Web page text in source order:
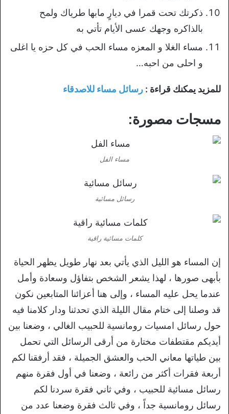
ذكرتك تحت قمرا في ديارٍ مابها طرياك ولمح
بالذاكره وجهك عسى الأيام تأتي به
مساء الغلا و المعزه مساء الحب في كل حزه يا اغلى
و احلى من احبه…
للمزيد يمكنك قراءة : رسائل مساء للاصدقاء
مسجات مصورة:
مساء الفل
رسائل مسائية
كلمات مسائية راقية
إن المساء هو الليل الذي يأتي بعد نهار طويل يظهر الحياة
بأبهى صورها ، لهذا يشعر الشخص بتفاؤل وسعادة وأمل
عندما يحل عليه المساء ، وإلى هنا أعزائنا المتابعين نكون
قد وصلنا إلى ختام مقال الليلة الذي تحدثنا ودار كلامنا فيه
حول رسائل امسيات رومانسية للحبيب الغالي ، وضعنا بين
أيديكم مقتطفات مختارة من أرقى الرسائل التي تحمل
بين طياتها معاني الحب والعشق الجميلة ، فقد أرفقنا لكم
أربعة فقرات أكثر من رائعة ، وضعنا في أول فقرة منهم
رسائل مسائية للحبيب ، وفي ثاني فقرة سردنا لكم
رسائل رومانسية جداً ، وفي ثالث فقرة وضعنا عدد من